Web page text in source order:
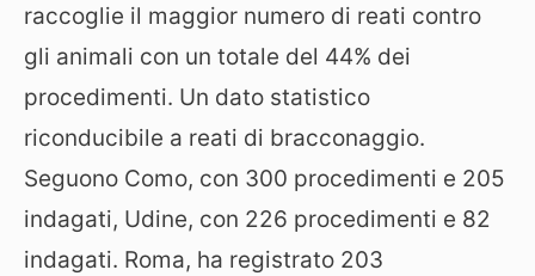
raccoglie il maggior numero di reati contro
gli animali con un totale del 44% dei
procedimenti. Un dato statistico
riconducibile a reati di bracconaggio.
Seguono Como, con 300 procedimenti e 205
indagati, Udine, con 226 procedimenti e 82
indagati. Roma, ha registrato 203